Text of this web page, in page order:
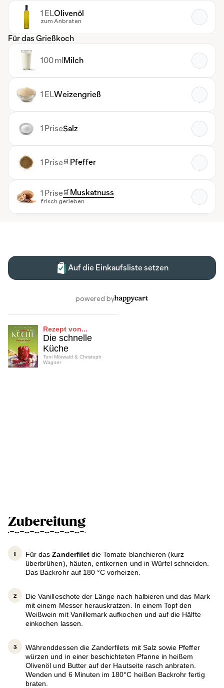
Rezept von...
Die schnelle
Küche
Toni Mörwald & Christoph
Wagner
Zubereitung
Für dasZanderfiletdie Tomate blanchieren (kurz
überbrühen), häuten, entkernen und in Würfel schneiden.
Das Backrohr auf 180 °C vorheizen.
Die Vanilleschote der Länge nach halbieren und das Mark
mit einem Messer herauskratzen. In einem Topf den
Weißwein mit Vanillemark aufkochen und auf die Hälfte
einkochen lassen.
Währenddessen die Zanderfilets mit Salz sowie Pfeffer
würzen und in einer beschichteten Pfanne in heißem
Olivenöl und Butter auf der Hautseite rasch anbraten.
Wenden und 6 Minuten im 180°C heißen Backrohr fertig
braten.